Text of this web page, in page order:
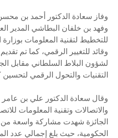
وفاز سعادة الدكتور أحمد بن
وفهد بن خلفان البطاشي المدير
للتخطيط لتقنية المعلومات
وقائد للتغيير الرقمي، كما تم
لشؤون البلاط السلطاني مقابل
التقنيات والتحول الرقمي
وقال سعادة الدكتور علي بن عامر
والاتصالات وتقنية المعلومات
الجائزة شهدت مشاركة واسعة
الحكومية، حيث بلغ إجمالي عدد